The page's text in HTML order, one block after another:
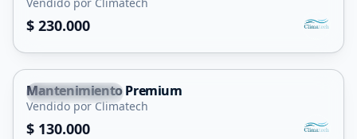
Servicio
$ 230.000
Villa Mercedes
Servicio
Mantenimiento Premium
Vendido por Climatech
$ 130.000